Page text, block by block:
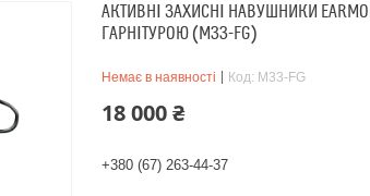
АКТИВНІ ЗАХИСНІ НАВУШНИКИ
ГАРНІТУРОЮ (M33-FG)
Немає в наявності Код: M33-FG
18 000 ₴
+380 (67) 263-44-37